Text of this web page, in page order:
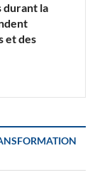
durant la
et des